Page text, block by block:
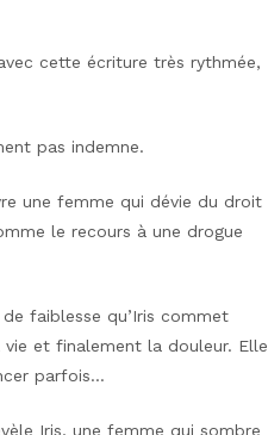
cette écriture très rythmée,
pas indemne.
une femme qui dévie du droit
le recours à une drogue
faiblesse qu’Iris commet
et finalement la douleur. Elle
parfois…
Iris, une femme qui sombre